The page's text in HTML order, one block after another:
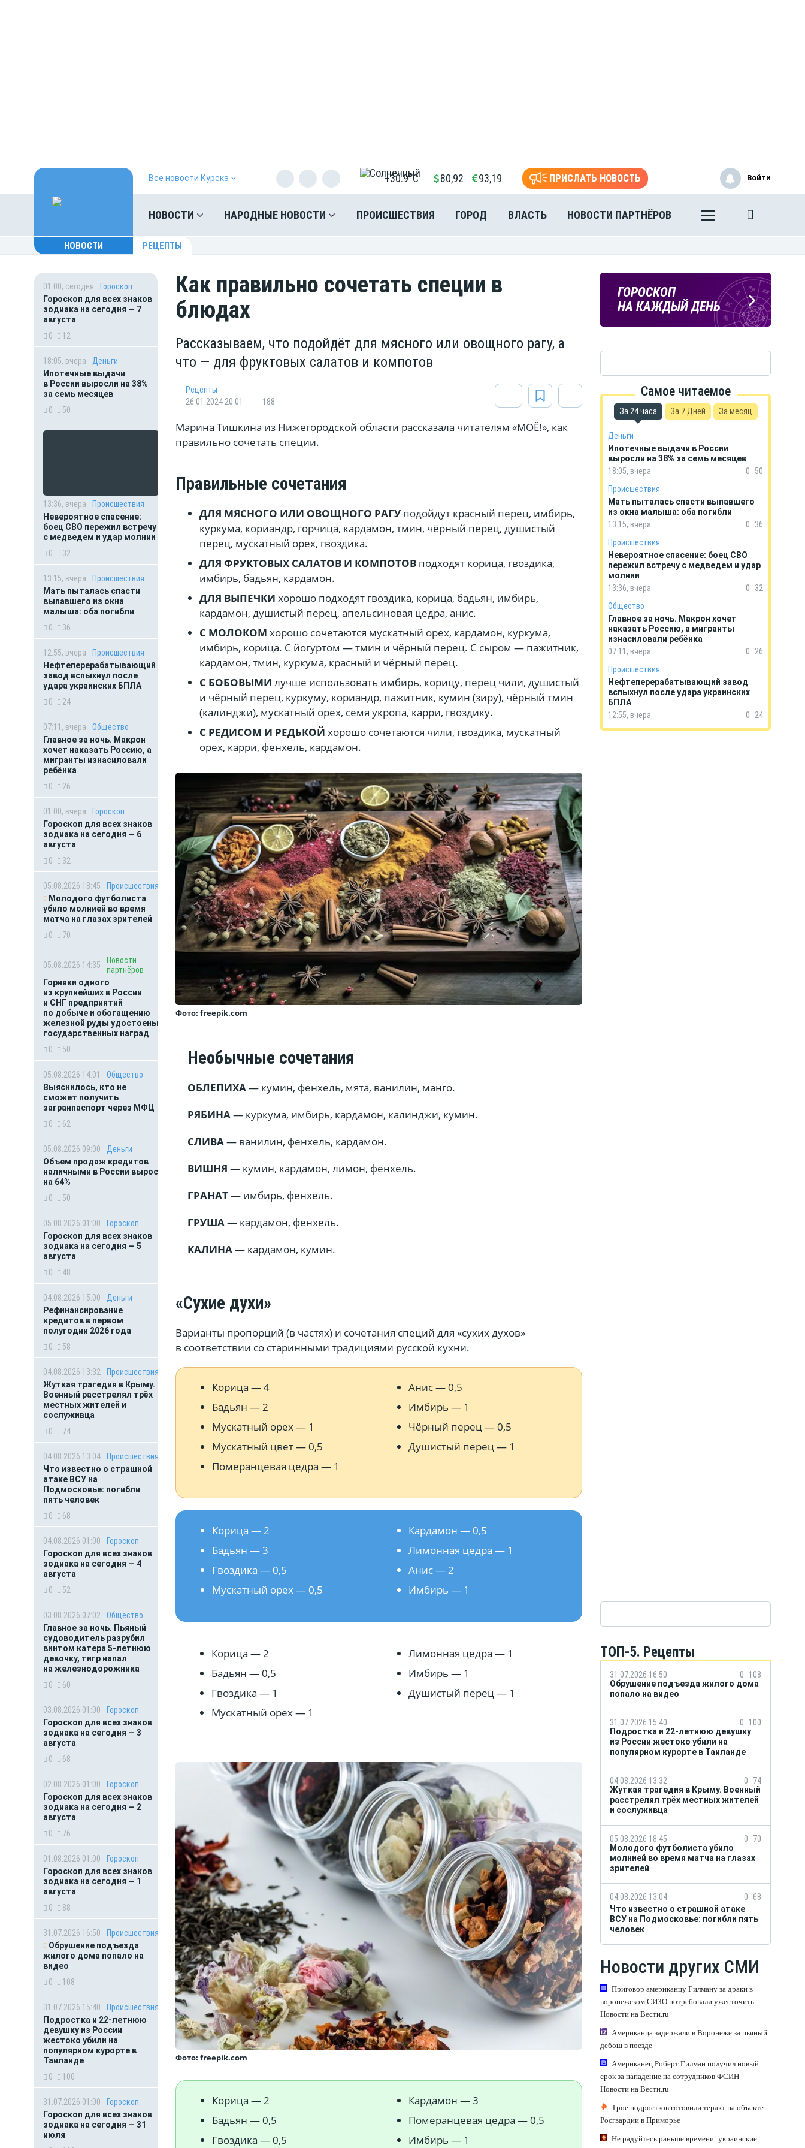
Все новости Курска +30.9°C 80,92 93,19 ПРИСЛАТЬ НОВОСТЬ
НОВОСТИ НАРОДНЫЕ НОВОСТИ ПРОИСШЕСТВИЯ ГОРОД ВЛАСТЬ НОВОСТИ ПАРТНЁРОВ
Войти
НОВОСТИ РЕЦЕПТЫ
01:00, сегодня
Гороскоп
Гороскоп для всех знаков
зодиака на сегодня — 7
августа
0
12
18:05, вчера
Деньги
Ипотечные выдачи
в России выросли на 38%
за семь месяцев
0
50
13:36, вчера
Происшествия
Невероятное спасение:
боец СВО пережил встречу
с медведем и удар молнии
0
32
13:15, вчера
Происшествия
Мать пыталась спасти
выпавшего из окна
малыша: оба погибли
0
36
12:55, вчера
Происшествия
Нефтеперерабатывающий
завод вспыхнул после
удара украинских БПЛА
0
24
07:11, вчера
Общество
Главное за ночь. Макрон
хочет наказать Россию, а
мигранты изнасиловали
ребёнка
0
26
01:00, вчера
Гороскоп
Гороскоп для всех знаков
зодиака на сегодня — 6
августа
0
32
05.08.2026 18:45
Происшествия
Молодого футболиста
убило молнией во время
матча на глазах зрителей
0
70
05.08.2026 14:35
Новости
партнёров
Горняки одного
из крупнейших в России
и СНГ предприятий
по добыче и обогащению
железной руды удостоены
государственных наград
0
50
05.08.2026 14:01
Общество
Выяснилось, кто не
сможет получить
загранпаспорт через МФЦ
0
62
05.08.2026 09:00
Деньги
Объем продаж кредитов
наличными в России вырос
на 64%
0
50
05.08.2026 01:00
Гороскоп
Гороскоп для всех знаков
зодиака на сегодня — 5
августа
0
48
04.08.2026 15:00
Деньги
Рефинансирование
кредитов в первом
полугодии 2026 года
0
58
04.08.2026 13:32
Происшествия
Жуткая трагедия в Крыму.
Военный расстрелял трёх
местных жителей и
сослуживца
0
74
04.08.2026 13:04
Происшествия
Что известно о страшной
атаке ВСУ на
Подмосковье: погибли
пять человек
0
68
04.08.2026 01:00
Гороскоп
Гороскоп для всех знаков
зодиака на сегодня — 4
августа
0
52
03.08.2026 07:02
Общество
Главное за ночь. Пьяный
судоводитель разрубил
винтом катера 5-летнюю
девочку, тигр напал
на железнодорожника
0
60
03.08.2026 01:00
Гороскоп
Гороскоп для всех знаков
зодиака на сегодня — 3
августа
0
68
02.08.2026 01:00
Гороскоп
Гороскоп для всех знаков
зодиака на сегодня — 2
августа
0
76
01.08.2026 01:00
Гороскоп
Гороскоп для всех знаков
зодиака на сегодня — 1
августа
0
88
31.07.2026 16:50
Происшествия
Обрушение подъезда
жилого дома попало на
видео
0
108
31.07.2026 15:40
Происшествия
Подростка и 22-летнюю
девушку из России
жестоко убили на
популярном курорте в
Таиланде
0
100
31.07.2026 01:00
Гороскоп
Гороскоп для всех знаков
зодиака на сегодня — 31
июля
Как правильно сочетать специи в
блюдах
Рассказываем, что подойдёт для мясного или овощного рагу, а
что — для фруктовых салатов и компотов
Рецепты
26.01.2024 20:01
188
Марина Тишкина из Нижегородской области рассказала читателям «МОЁ!», как
правильно сочетать специи.
Правильные сочетания
ДЛЯ МЯСНОГО ИЛИ ОВОЩНОГО РАГУ подойдут красный перец, имбирь,
куркума, кориандр, горчица, кардамон, тмин, чёрный перец, душистый
перец, мускатный орех, гвоздика.
ДЛЯ ФРУКТОВЫХ САЛАТОВ И КОМПОТОВ подходят корица, гвоздика,
имбирь, бадьян, кардамон.
ДЛЯ ВЫПЕЧКИ хорошо подходят гвоздика, корица, бадьян, имбирь,
кардамон, душистый перец, апельсиновая цедра, анис.
С МОЛОКОМ хорошо сочетаются мускатный орех, кардамон, куркума,
имбирь, корица. С йогуртом — тмин и чёрный перец. С сыром — пажитник,
кардамон, тмин, куркума, красный и чёрный перец.
С БОБОВЫМИ лучше использовать имбирь, корицу, перец чили, душистый
и чёрный перец, куркуму, кориандр, пажитник, кумин (зиру), чёрный тмин
(калинджи), мускатный орех, семя укропа, карри, гвоздику.
С РЕДИСОМ И РЕДЬКОЙ хорошо сочетаются чили, гвоздика, мускатный
орех, карри, фенхель, кардамон.
Фото: freepik.com
Необычные сочетания
ОБЛЕПИХА— кумин, фенхель, мята, ванилин, манго.
РЯБИНА— куркума, имбирь, кардамон, калинджи, кумин.
СЛИВА— ванилин, фенхель, кардамон.
ВИШНЯ — кумин, кардамон, лимон, фенхель.
ГРАНАТ— имбирь, фенхель.
ГРУША— кардамон, фенхель.
КАЛИНА— кардамон, кумин.
«Сухие духи»
Варианты пропорций (в частях) и сочетания специй для «сухих духов»
в соответствии со старинными традициями русской кухни.
Корица — 4
Бадьян — 2
Мускатный орех — 1
Мускатный цвет — 0,5
Померанцевая цедра — 1
Анис — 0,5
Имбирь — 1
Чёрный перец — 0,5
Душистый перец — 1
Корица — 2
Бадьян — 3
Гвоздика — 0,5
Мускатный орех — 0,5
Кардамон — 0,5
Лимонная цедра — 1
Анис — 2
Имбирь — 1
Корица — 2
Бадьян — 0,5
Гвоздика — 1
Мускатный орех — 1
Лимонная цедра — 1
Имбирь — 1
Душистый перец — 1
Фото: freepik.com
Корица — 2
Бадьян — 0,5
Гвоздика — 0,5
Кардамон — 3
Померанцевая цедра — 0,5
Имбирь — 1
ПОГОДА
В КУРСКЕ
ГОРОСКОП
НА КАЖДЫЙ ДЕНЬ
Самое читаемое
За 24 часа За 7 Дней За месяц
Деньги
Ипотечные выдачи в России
выросли на 38% за семь месяцев
18:05, вчера
0 50
Происшествия
Мать пыталась спасти выпавшего
из окна малыша: оба погибли
13:15, вчера
0
36
Происшествия
Невероятное спасение: боец СВО
пережил встречу с медведем и удар
молнии
13:36, вчера
0
32
Общество
Главное за ночь. Макрон хочет
наказать Россию, а мигранты
изнасиловали ребёнка
07:11, вчера
0
26
Происшествия
Нефтеперерабатывающий завод
вспыхнул после удара украинских
БПЛА
12:55, вчера
0 24
ТОП-5. Рецепты
31.07.2026 16:50 0
108
Обрушение подъезда жилого дома
попало на видео
31.07.2026 15:40 0
100
Подростка и 22-летнюю девушку
из России жестоко убили на
популярном курорте в Таиланде
04.08.2026 13:32 0
74
Жуткая трагедия в Крыму. Военный
расстрелял трёх местных жителей
и сослуживца
05.08.2026 18:45 0
70
Молодого футболиста убило
молнией во время матча на глазах
зрителей
04.08.2026 13:04 0
68
Что известно о страшной атаке
ВСУ на Подмосковье: погибли пять
человек
Новости других СМИ
Приговор американцу Гилману за драки в
воронежском СИЗО потребовали ужесточить -
Новости на Вести.ru
Американца задержали в Воронеже за пьяный
дебош в поезде
Американец Роберт Гилман получил новый
срок за нападение на сотрудников ФСИН -
Новости на Вести.ru
Трое подростков готовили теракт на объекте
Росгвардии в Приморье
Не радуйтесь раньше времени: украинские